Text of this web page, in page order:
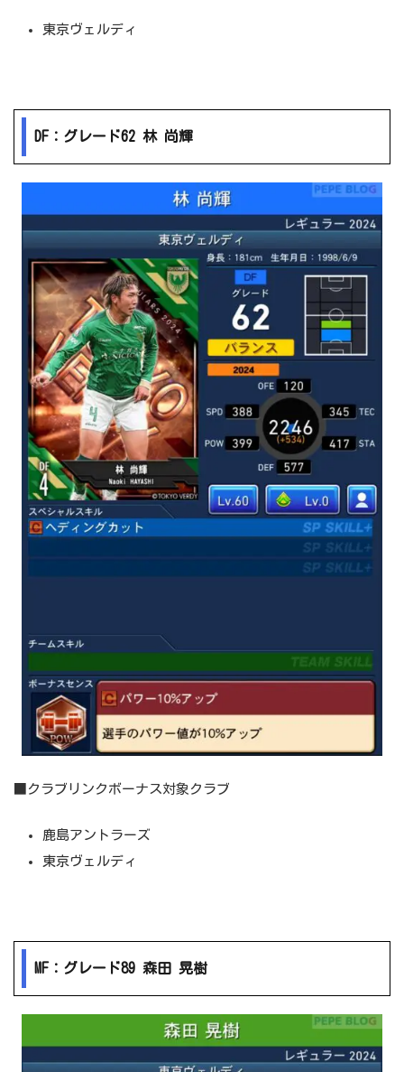
東京ヴェルディ
DF：グレード62 林 尚輝
■クラブリンクボーナス対象クラブ
鹿島アントラーズ
東京ヴェルディ
MF：グレード89 森田 晃樹